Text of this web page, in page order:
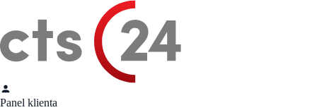
Panel klienta